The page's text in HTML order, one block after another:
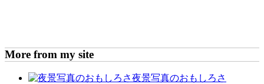
More from my site
夜景写真のおもしろさ